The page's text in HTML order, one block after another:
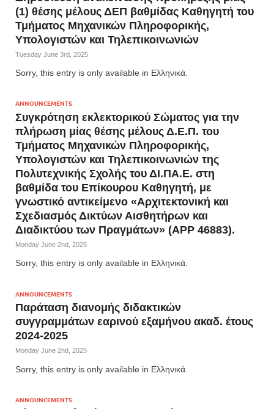
(1) θέσης μέλους ΔΕΠ βαθμίδας Καθηγητή του
Τμήματος Μηχανικών Πληροφορικής,
Υπολογιστών και Τηλεπικοινωνιών
Tuesday June 3rd, 2025
Sorry, this entry is only available in Ελληνικά.
ANNOUNCEMENTS
Συγκρότηση εκλεκτορικού Σώματος για την
πλήρωση μίας θέσης μέλους Δ.Ε.Π. του
Τμήματος Μηχανικών Πληροφορικής,
Υπολογιστών και Τηλεπικοινωνιών της
Πολυτεχνικής Σχολής του ΔΙ.ΠΑ.Ε. στη
βαθμίδα του Επίκουρου Καθηγητή, με
γνωστικό αντικείμενο «Αρχιτεκτονική και
Σχεδιασμός Δικτύων Αισθητήρων και
Διαδικτύου των Πραγμάτων» (APP 46883).
Monday June 2nd, 2025
Sorry, this entry is only available in Ελληνικά.
ANNOUNCEMENTS
Παράταση διανομής διδακτικών
συγγραμμάτων εαρινού εξαμήνου ακαδ. έτους
2024-2025
Monday June 2nd, 2025
Sorry, this entry is only available in Ελληνικά.
ANNOUNCEMENTS